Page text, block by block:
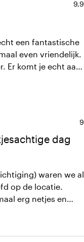
9,9
een fantastische
even vriendelijk.
Er komt je echt aan
dag
9
waren we al
op de locatie.
erg netjes en
je in een kasteel